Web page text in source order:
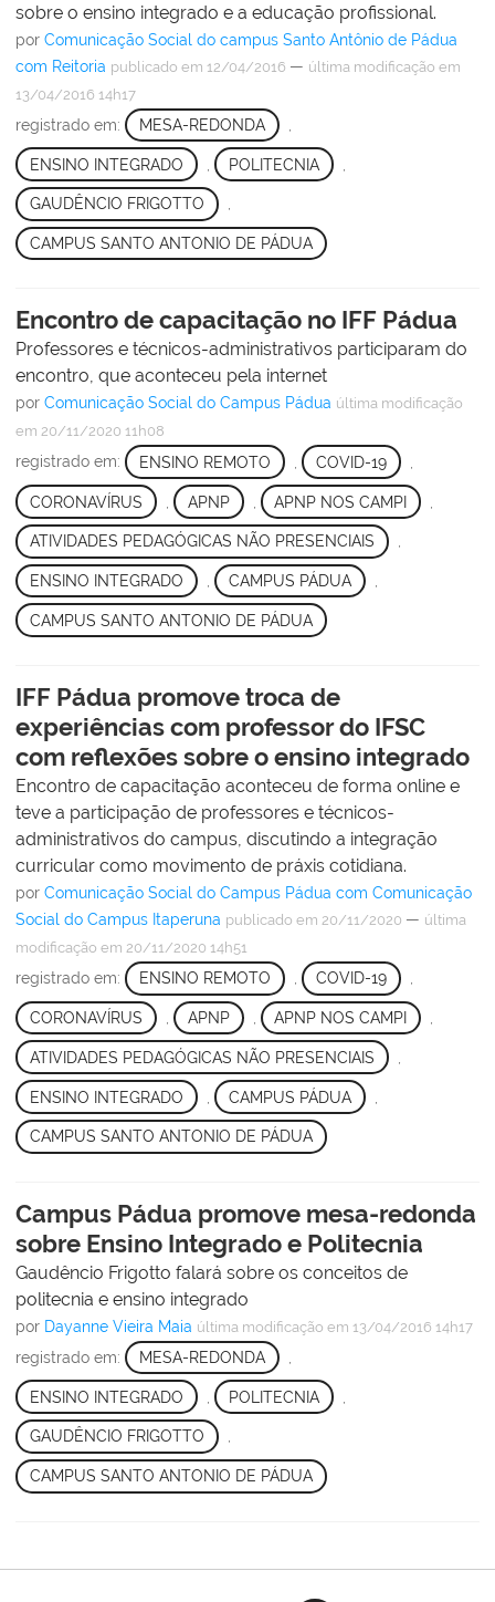
sobre o ensino integrado e a educação profissional.
por Comunicação Social do campus Santo Antônio de Pádua
com Reitoria publicado em 12/04/2016 — última modificação em
13/04/2016 14h17
registrado em: MESA-REDONDA
ENSINO INTEGRADO POLITECNIA
GAUDÊNCIO FRIGOTTO ,
CAMPUS SANTO ANTONIO DE PÁDUA
Encontro de capacitação no IFF Pádua
Professores e técnicos-administrativos participaram do
encontro, que aconteceu pela internet
por Comunicação Social do Campus Pádua última modificação
em 20/11/2020 11h08
registrado em: ENSINO REMOTO COVID-19
CORONAVÍRUS APNP APNP NOS CAMPI
ATIVIDADES PEDAGÓGICAS NÃO PRESENCIAIS ,
ENSINO INTEGRADO CAMPUS PÁDUA
CAMPUS SANTO ANTONIO DE PÁDUA
IFF Pádua promove troca de
experiências com professor do IFSC
com reflexões sobre o ensino integrado
Encontro de capacitação aconteceu de forma online e
teve a participação de professores e técnicos-
administrativos do campus, discutindo a integração
curricular como movimento de práxis cotidiana.
por Comunicação Social do Campus Pádua com Comunicação
Social do Campus Itaperuna publicado em 20/11/2020 — última
modificação em 20/11/2020 14h51
registrado em: ENSINO REMOTO , COVID-19 ,
CORONAVÍRUS APNP APNP NOS CAMPI
ATIVIDADES PEDAGÓGICAS NÃO PRESENCIAIS
ENSINO INTEGRADO CAMPUS PÁDUA
CAMPUS SANTO ANTONIO DE PÁDUA
Campus Pádua promove mesa-redonda
sobre Ensino Integrado e Politecnia
Gaudêncio Frigotto falará sobre os conceitos de
politecnia e ensino integrado
por Dayanne Vieira Maia última modificação em 13/04/2016 14h17
registrado em: MESA-REDONDA
ENSINO INTEGRADO POLITECNIA
GAUDÊNCIO FRIGOTTO ,
CAMPUS SANTO ANTONIO DE PÁDUA